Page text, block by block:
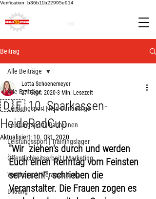
Verification: b36b11b22995e914
Beitrag
Alle Beiträge
Leistungsport | Rad-Bundesliga
Leistungsport | Radrennen
Leistungssport | Trainingslager
Öffentlichkeitsarbeit | Marketing
Wettkampf | Veranstaltung
Bildung
Alle Beiträge
🇩🇪 10. Sparkassen-
HeideRadCup
Lotta Schoenemeyer
27. Sept. 2020 3 Min. Lesezeit
Aktualisiert: 10. Okt. 2020
"Wir  ziehen's durch und werden
Euch einen Renntag vom Feinsten
servieren!", schrieben die
Veranstalter. Die Frauen zogen es